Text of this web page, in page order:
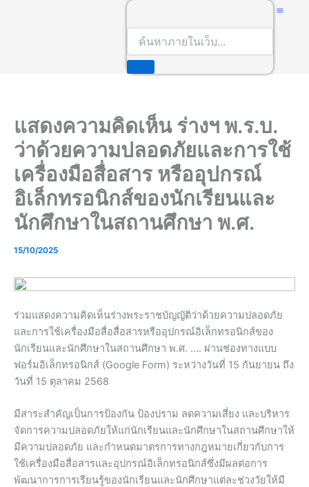
แสดงความคิดเห็น ร่างฯ พ.ร.บ.
ว่าด้วยความปลอดภัยและการใช้
เครื่องมือสื่อสาร หรืออุปกรณ์
อิเล็กทรอนิกส์ของนักเรียนและ
นักศึกษาในสถานศึกษา พ.ศ.
15/10/2025
ร่วมแสดงความคิดเห็นร่างพระราชบัญญัติว่าด้วยความปลอดภัย
และการใช้เครื่องมือสื่อสื่อสารหรืออุปกรณ์อิเล็กทรอนิกส์ของ
นักเรียนและนักศึกษาในสถานศึกษา พ.ศ. …. ผ่านช่องทางแบบ
ฟอร์มอิเล็กทรอนิกส์ (Google Form) ระหว่างวันที่ 15 กันยายน ถึง
วันที่ 15 ตุลาคม 2568
มีสาระสำคัญเป็นการป้องกัน ป้องปราม ลดความเสี่ยง และบริหาร
จัดการความปลอดภัยให้แก่นักเรียนและนักศึกษาในสถานศึกษาให้
มีความปลอดภัย และกำหนดมาตรการทางกฎหมายเกี่ยวกับการ
ใช้เครื่องมือสื่อสารและอุปกรณ์อิเล็กทรอนิกส์ซึ่งมีผลต่อการ
พัฒนาการการเรียนรู้ของนักเรียนและนักศึกษาแต่ละช่วงวัยให้มี
r
c
h